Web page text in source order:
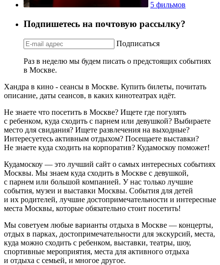
5 фильмов
Подпишетесь на почтовую рассылку?
Подписаться
Раз в неделю мы будем писать о предстоящих событиях
в Москве.
Хандра в кино - сеансы в Москве. Купить билеты, почитать
описание, даты сеансов, в каких кинотеатрах идёт.
Не знаете что посетить в Москве? Ищете где погулять
с ребенком, куда сходить с парнем или девушкой? Выбираете
место для свидания? Ищете развлечения на выходные?
Интересуетесь активным отдыхом? Посещаете выставки?
Не знаете куда сходить на корпоратив? Кудамоскоу поможет!
Кудамоскоу — это лучший сайт о самых интересных событиях
Москвы. Мы знаем куда сходить в Москве с девушкой,
с парнем или большой компанией. У нас только лучшие
события, музеи и выставки Москвы. События для детей
и их родителей, лучшие достопримечательности и интересные
места Москвы, которые обязательно стоит посетить!
Мы советуем любые варианты отдыха в Москве — концерты,
отдых в парках, достопримечательности для экскурсий, места,
куда можно сходить с ребенком, выставки, театры, шоу,
спортивные мероприятия, места для активного отдыха
и отдыха с семьей, и многое другое.